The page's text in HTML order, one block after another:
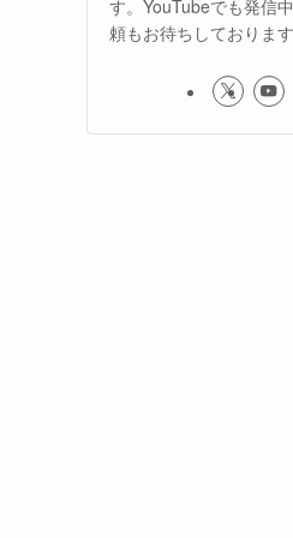
す。YouTubeでも発信
頼もお待ちしております